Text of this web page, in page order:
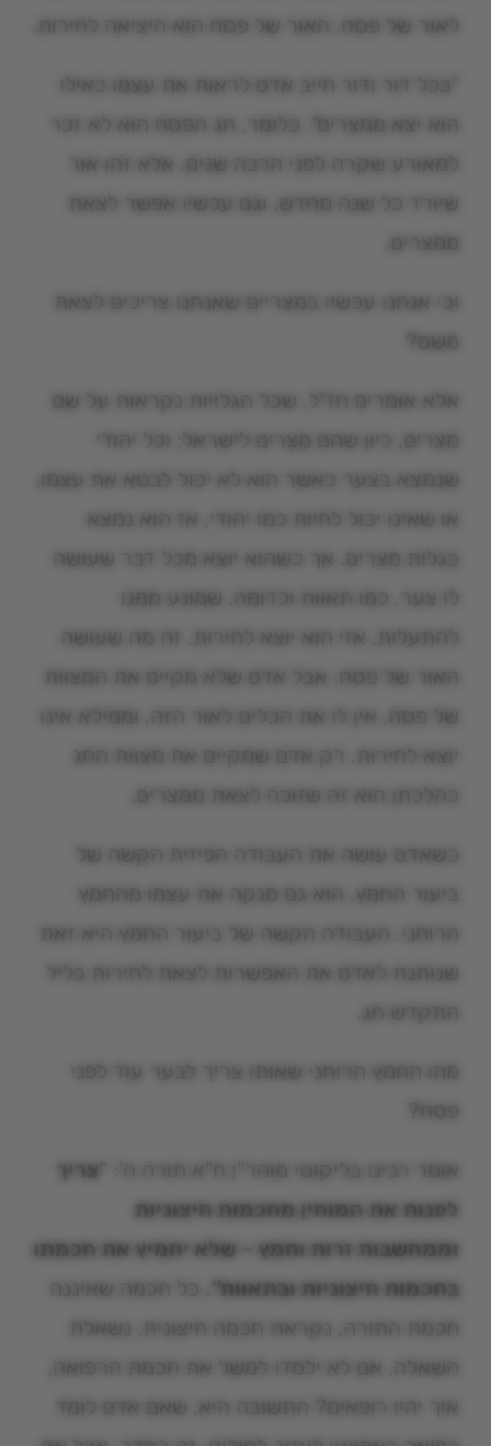
לאור של פסח. האור של פסח הוא היציאה לחירות.
"בכל דור ודור חייב אדם לראות את עצמו כאילו
הוא יצא ממצרים". כלומר, חג הפסח הוא לא זכר
למאורע שקרה לפני הרבה שנים, אלא זהו אור
שיורד כל שנה מחדש, וגם עכשיו אפשר לצאת
ממצרים.
וכי אנחנו עכשיו במצריים שאנחנו צריכים לצאת
משם?
אלא אומרים חז"ל, שכל הגלויות נקראות על שם
מצרים, כיון שהם מֵצֵרים לישראל; וכל יהודי
שנמצא בצער כאשר הוא לא יכול לבטא את עצמו,
או שאינו יכול לחיות כמו יהודי, אז הוא נמצא
בגלות מצרים. אך כשהוא יוצא מכל דבר שעושה
לו צער, כמו תאוות וכדומה, שמונע ממנו
להתעלות, אזי הוא יוצא לחירות. זה מה שעושה
האור של פסח. אבל אדם שלא מקיים את המצוות
של פסח, אין לו את הכלים לאור הזה, וממילא אינו
יוצא לחירות. רק אדם שמקיים את מצוות החג
כהלכתן הוא זה שזוכה לצאת ממצרים.
כשאדם עושה את העבודה הפיזית הקשה של
ביעור החמץ, הוא גם מנקה את עצמו מהחמץ
הרוחני. העבודה הקשה של ביעור החמץ היא זאת
שנותנת לאדם את האפשרות לצאת לחירות בליל
התקדש חג.
מהו החמץ הרוחני שאותו צריך לבער עוד לפני
פסח?
אומר רבינו בליקוטי מוהר"ן ח"א תורה ה': " צריך
לפנות את המוחין מחכמות חיצוניות
וממחשבות זרות וחמץ – שלא יחמיץ את חכמתו
בחכמות חיצוניות ובתאוות".
כל חכמה שאיננה
חכמת התורה, נקראת חכמה חיצונית. נשאלת
השאלה, אם לא ילמדו למשל את חכמת הרפואה,
איך יהיו רופאים? התשובה היא, שאם אדם לומד